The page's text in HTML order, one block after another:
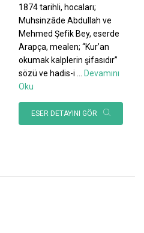
1874 tarihli, hocaları;
Muhsinzâde Abdullah ve
Mehmed Şefik Bey, eserde
Arapça, mealen; “Kur’an
okumak kalplerin şifasıdır”
sözü ve hadis-i ... Devamını
Oku
ESER DETAYINI GÖR